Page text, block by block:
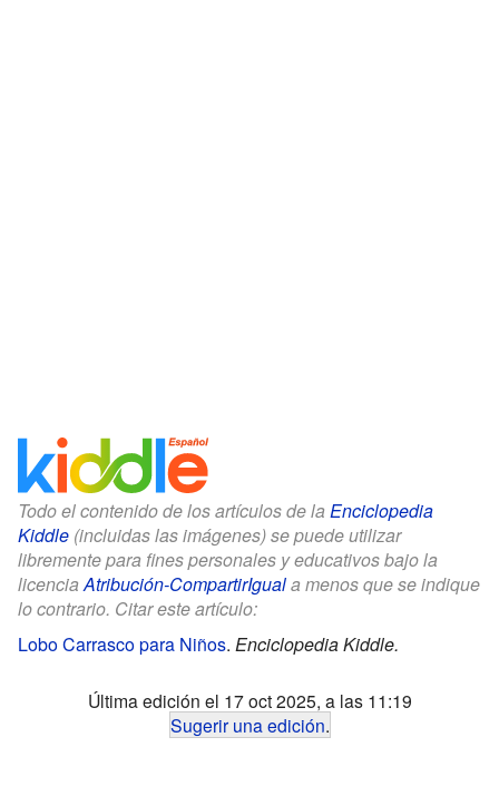
Todo el contenido de los artículos de la Enciclopedia
Kiddle (incluidas las imágenes) se puede utilizar
libremente para fines personales y educativos bajo la
licenciaAtribución-CompartirIguala menos que se indique
lo contrario. Citar este artículo:
Lobo Carrasco para Niños. Enciclopedia Kiddle.
Última edición el 17 oct 2025, a las 11:19
Sugerir una edición.